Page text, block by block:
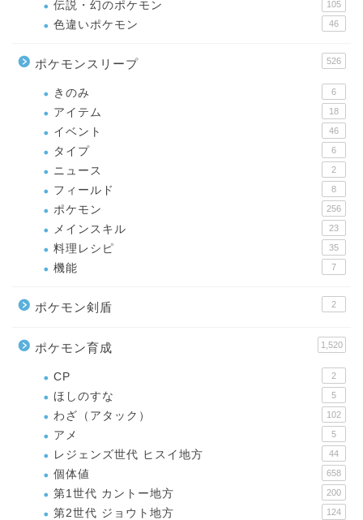
伝説・幻のポケモン 105
色違いポケモン 46
ポケモンスリープ 526
きのみ 6
アイテム 18
イベント 46
タイプ 6
ニュース 2
フィールド 8
ポケモン 256
メインスキル 23
料理レシピ 35
機能 7
ポケモン剣盾 2
ポケモン育成 1,520
CP 2
ほしのすな 5
わざ（アタック） 102
アメ 5
レジェンズ世代 ヒスイ地方 44
個体値 658
第1世代 カントー地方 200
第2世代 ジョウト地方 124